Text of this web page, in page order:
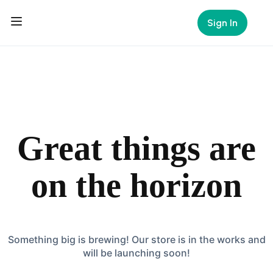
Sign In
Great things are
on the horizon
Something big is brewing! Our store is in the works and
will be launching soon!